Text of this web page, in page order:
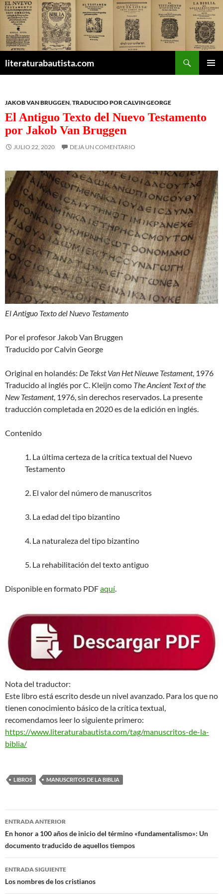
literaturabautista.com
JAKOB VAN BRUGGEN,TRADUCIDO POR CALVIN GEORGE
El Antiguo Texto del Nuevo Testamento
por Jakob Van Bruggen
JULIO 22, 2020 DEJA UN COMENTARIO
El Antiguo Texto del Nuevo Testamento
Por el profesor Jakob Van Bruggen
Traducido por Calvin George
Original en holandés: De Tekst Van Het Nieuwe Testament, 1976
Traducido al inglés por C. Kleijn como The Ancient Text of the
New Testament, 1976, sin derechos reservados. La presente
traducción completada en 2020 es de la edición en inglés.
Contenido
1. La última certeza de la crítica textual del Nuevo
Testamento
2. El valor del número de manuscritos
3. La edad del tipo bizantino
4. La naturaleza del tipo bizantino
5. La rehabilitación del texto antiguo
Disponible en formato PDFaquí
Nota del traductor:
Este libro está escrito desde un nivel avanzado. Para los que no
tienen conocimiento básico de la crítica textual,
recomendamos leer lo siguiente primero:
https://www.literaturabautista.com/tag/manuscritos-de-la-
biblia/
LIBROS MANUSCRITOS DE LA BIBLIA
Navegación
de
entradas
ENTRADA ANTERIOR
En honor a 100 años de inicio del término «fundamentalismo»: Un
documento traducido de aquellos tiempos
ENTRADA SIGUIENTE
Los nombres de los cristianos